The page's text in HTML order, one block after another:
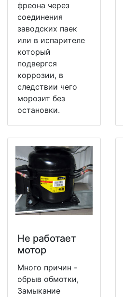
фреона через
соединения
заводских паек
или в испарителе
который
подвергся
коррозии, в
следствии чего
морозит без
остановки.
Не работает
мотор
Много причин -
обрыв обмотки,
Замыкание